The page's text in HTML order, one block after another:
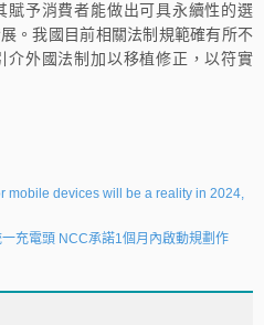
賦予消費者能做出可具永續性的選
。我國目前相關法制規範確有所不
介外國法制加以移植修正，以符實
mobile devices will be a reality in 2024,
充電頭 NCC承諾1個月內啟動規劃作